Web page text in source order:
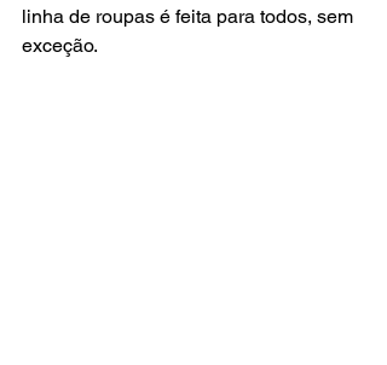
linha de roupas é feita para todos, sem
exceção.